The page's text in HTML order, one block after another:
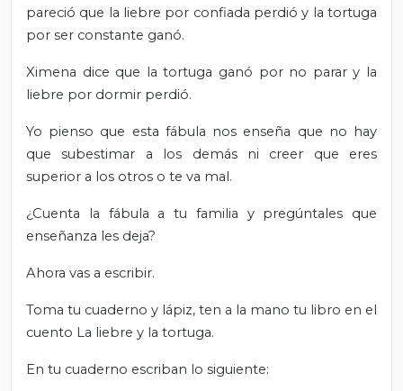
pareció que la liebre por confiada perdió y la tortuga
por ser constante ganó.
Ximena dice que la tortuga ganó por no parar y la
liebre por dormir perdió.
Yo pienso que esta fábula nos enseña que no hay
que subestimar a los demás ni creer que eres
superior a los otros o te va mal.
¿Cuenta la fábula a tu familia y pregúntales que
enseñanza les deja?
Ahora vas a escribir.
Toma tu cuaderno y lápiz, ten a la mano tu libro en el
cuento La liebre y la tortuga.
En tu cuaderno escriban lo siguiente: